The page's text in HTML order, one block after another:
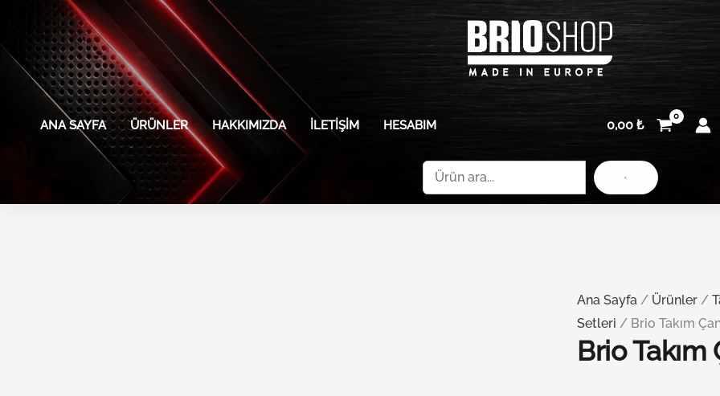
ANA SAYFA ÜRÜNLER HAKKIMIZDA İLETIŞIM HESABIM 0,00 ₺
Ara
Ana Sayfa / Ürünler /
Setleri / Brio Takım
Brio Takım
Brio
Takım
Çantası
Pro
Home
Boş
adet